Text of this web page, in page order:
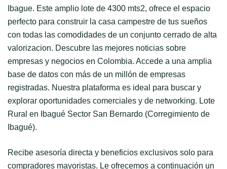
Ibague. Este amplio lote de 4300 mts2, ofrece el espacio
perfecto para construir la casa campestre de tus sueños
con todas las comodidades de un conjunto cerrado de alta
valorizacion. Descubre las mejores noticias sobre
empresas y negocios en Colombia. Accede a una amplia
base de datos con más de un millón de empresas
registradas. Nuestra plataforma es ideal para buscar y
explorar oportunidades comerciales y de networking. Lote
Rural en Ibagué Sector San Bernardo (Corregimiento de
Ibagué).
Recibe asesoría directa y beneficios exclusivos solo para
compradores mayoristas. Le ofrecemos a continuación un